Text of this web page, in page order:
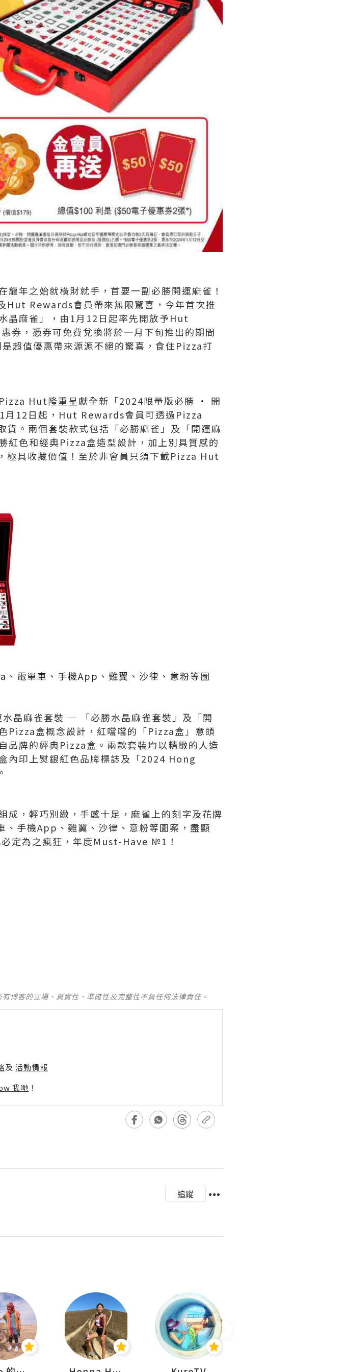
年之始就橫財就手，首要一副必勝開運麻雀！
Hut Rewards會員帶來無限驚喜，今年首次推
晶麻雀」，由1月12日起率先開放予Hut
券，憑券可免費兌換將於一月下旬推出的期間
超值優惠帶來源源不絕的驚喜，食住Pizza打
Hut隆重呈獻全新「2024限量版必勝 · 開
月12日起，Hut Rewards會員可透過Pizza
。兩個套裝款式包括「必勝麻雀」及「開運麻
紅色和經典Pizza盒造型設計，加上別具質感的
具收藏價值！至於非會員只須下載Pizza Hut
電單車、手機App、雞翼、沙律、意粉等圖
晶麻雀套裝 ─ 「必勝水晶麻雀套裝」及「開
Pizza盒概念設計，紅噹噹的「Pizza盒」意頭
品牌的經典Pizza盒。兩款套裝均以精緻的人造
內印上熨銀紅色品牌標誌及「2024 Hong
成，輕巧別緻，手感十足，麻雀上的刻字及花牌
手機App、雞翼、沙律、意粉等圖案，盡顯
定為之瘋狂，年度Must-Have №1！
博客的立場、真實性、準確性及完整性不負任何法律責任。
及 活動情報
我哋 ！
追蹤